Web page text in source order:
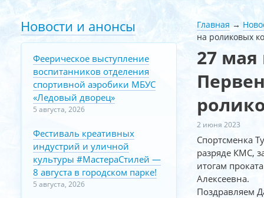
Главная →
на роликовых
27
2 июня 2023
Спортсменка
разряде КМС,
итогам
Алексеевна.
Поздравляем
Новости и анонсы
Феерическое выступление
воспитанников отделения
спортивной аэробики МБУС
«Ледовый дворец»
5 августа, 2026
Фестиваль креативных
индустрий и уличной
культуры #МастераСтилей —
8 августа в городском парке!
5 августа, 2026